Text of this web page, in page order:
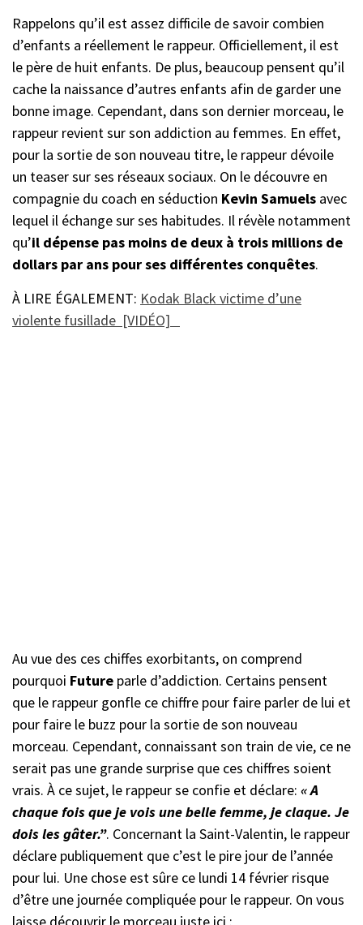
Rappelons qu’il est assez difficile de savoir combien
d’enfants a réellement le rappeur. Officiellement, il est
le père de huit enfants. De plus, beaucoup pensent qu’il
cache la naissance d’autres enfants afin de garder une
bonne image. Cependant, dans son dernier morceau, le
rappeur revient sur son addiction au femmes. En effet,
pour la sortie de son nouveau titre, le rappeur dévoile
un teaser sur ses réseaux sociaux. On le découvre en
compagnie du coach en séduction Kevin Samuels avec
lequel il échange sur ses habitudes. Il révèle notamment
qu’il dépense pas moins de deux à trois millions de
dollars par ans pour ses différentes conquêtes.
À LIRE ÉGALEMENT: Kodak Black victime d’une
violente fusillade [VIDÉO]
Au vue des ces chiffes exorbitants, on comprend
pourquoi Future parle d’addiction. Certains pensent
que le rappeur gonfle ce chiffre pour faire parler de lui et
pour faire le buzz pour la sortie de son nouveau
morceau. Cependant, connaissant son train de vie, ce ne
serait pas une grande surprise que ces chiffres soient
vrais. À ce sujet, le rappeur se confie et déclare: « A
chaque fois que je vois une belle femme, je claque. Je
dois les gâter.”. Concernant la Saint-Valentin, le rappeur
déclare publiquement que c’est le pire jour de l’année
pour lui. Une chose est sûre ce lundi 14 février risque
d’être une journée compliquée pour le rappeur. On vous